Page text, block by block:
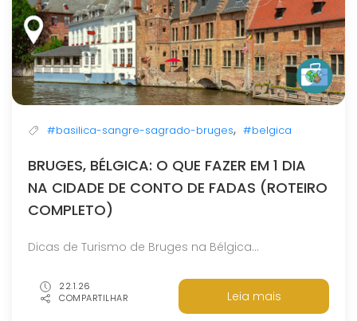
#basilica-sangre-sagrado-bruges, #belgica
BRUGES, BÉLGICA: O QUE FAZER EM 1 DIA
NA CIDADE DE CONTO DE FADAS (ROTEIRO
COMPLETO)
Dicas de Turismo de Bruges na Bélgica...
Leia mais
22.1.26
COMPARTILHAR